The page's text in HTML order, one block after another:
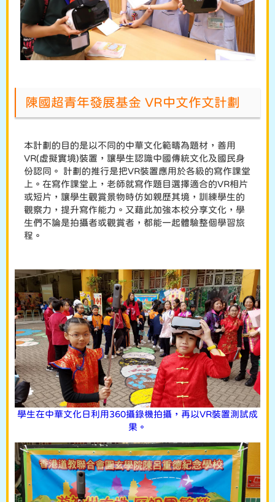
陳國超青年發展基金 VR中文作文計劃
本計劃的目的是以不同的中華文化範疇為題材，善用
VR(虛擬實境)裝置，讓學生認識中國傳統文化及國民身
份認同。 計劃的推行是把VR裝置應用於各級的寫作課堂
上。在寫作課堂上，老師就寫作題目選擇適合的VR相片
或短片，讓學生觀賞景物時仿如親歷其境，訓練學生的
觀察力，提升寫作能力。又藉此加強本校分享文化，學
生們不論是拍攝者或觀賞者，都能一起體驗整個學習旅
程。
學生在中華文化日利用360攝錄機拍攝，再以VR裝置測試成
果。